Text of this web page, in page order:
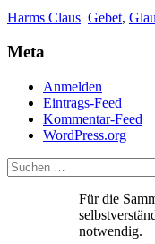
Harms Claus Gebet,
Meta
Anmelden
Eintrags-Feed
Kommentar-Feed
WordPress.org
Für die
notwendig.